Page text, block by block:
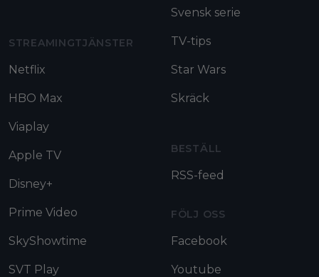
STREAMINGTJÄNSTER
Netflix
HBO Max
Viaplay
Apple TV
Disney+
Prime Video
SkyShowtime
SVT Play
Svensk serie
TV-tips
Star Wars
Skräck
BESTÄLL
RSS-feed
FÖLJ OSS
Facebook
Youtube